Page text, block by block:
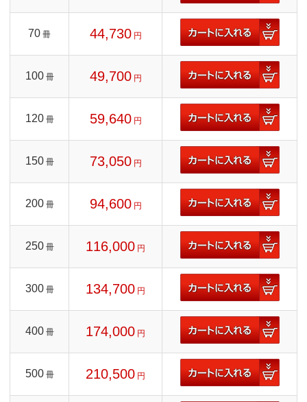
70 冊 44,730 円
100 冊 49,700 円
120 冊 59,640 円
150 冊 73,050 円
200 冊 94,600 円
250 冊 116,000 円
300 冊 134,700 円
400 冊 174,000 円
500 冊 210,500 円